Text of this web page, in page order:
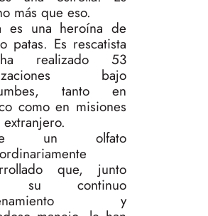
más que eso.
es una heroína de
patas. Es rescatista
realizado 53
bajo
tanto en
como en misiones
un olfato
que, junto
su continuo
y